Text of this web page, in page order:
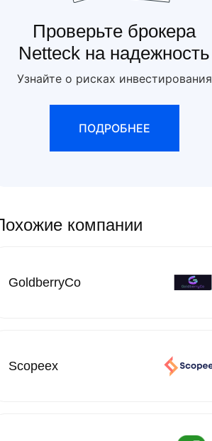
Проверьте брокера
Netteck на надежность
Узнайте о рисках инвестирования
ПОДРОБНЕЕ
компании
GoldberryCo
Scopeex